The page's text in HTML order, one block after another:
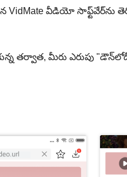
వీడియో సాఫ్ట్‌వేర్‌ను
తర్వాత, మీరు ఎరుపు